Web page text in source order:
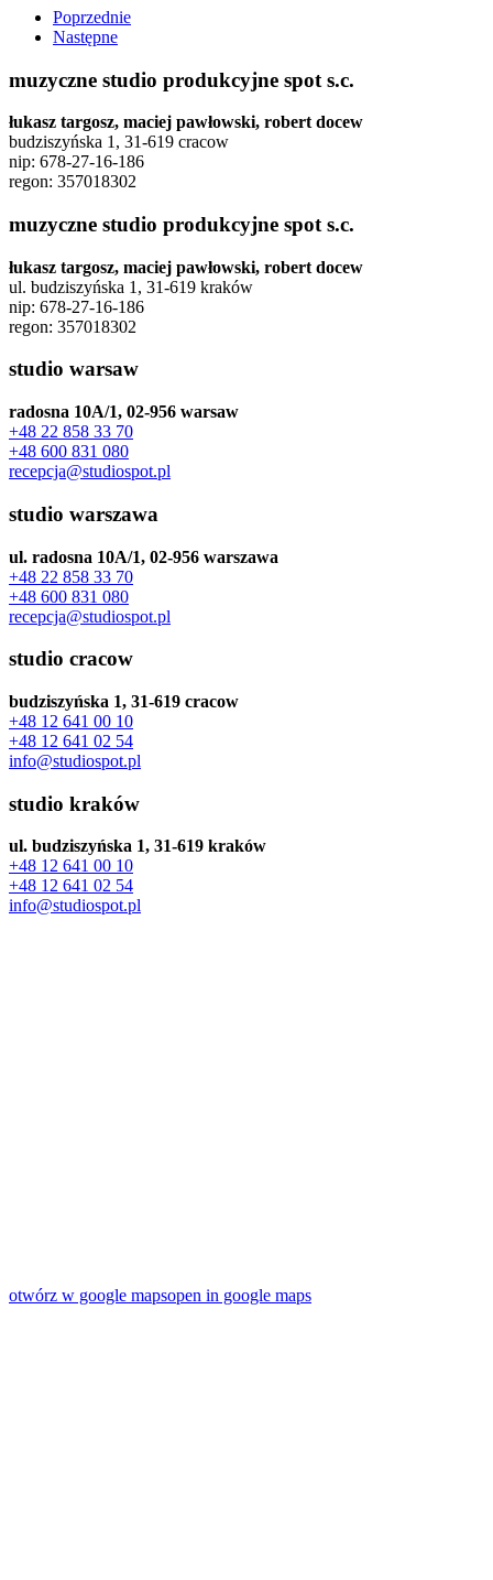
Poprzednie
Następne
muzyczne studio produkcyjne spot s.c.
łukasz targosz, maciej pawłowski, robert docew
budziszyńska 1, 31-619 cracow
nip: 678-27-16-186
regon: 357018302
muzyczne studio produkcyjne spot s.c.
łukasz targosz, maciej pawłowski, robert docew
ul. budziszyńska 1, 31-619 kraków
nip: 678-27-16-186
regon: 357018302
studio warsaw
radosna 10A/1, 02-956 warsaw
+48 22 858 33 70
+48 600 831 080
recepcja@studiospot.pl
studio warszawa
ul. radosna 10A/1, 02-956 warszawa
+48 22 858 33 70
+48 600 831 080
recepcja@studiospot.pl
studio cracow
budziszyńska 1, 31-619 cracow
+48 12 641 00 10
+48 12 641 02 54
info@studiospot.pl
studio kraków
ul. budziszyńska 1, 31-619 kraków
+48 12 641 00 10
+48 12 641 02 54
info@studiospot.pl
otwórz w google mapsopen in google maps